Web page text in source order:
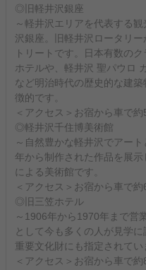
◎旧軽井沢銀座
～軽井沢エリアを代表する
沢銀座。旧軽井沢ロータリ
トリートです。日本有数の
ホテルや、軽井沢 聖パウロ
など明治時代の歴史的な建
徴的です。
＜アクセス＞お宿から車で約
◎軽井沢千住博美術館
～自然豊かな軽井沢でアー
年から制作された作品を展
による美術館です。
＜アクセス＞お宿から車で約
◎旧三笠ホテル
～1906年から1970年まで営
として今も多くの人が見学
重要文化財にも指定されてい
＜アクセス＞お宿から車で約